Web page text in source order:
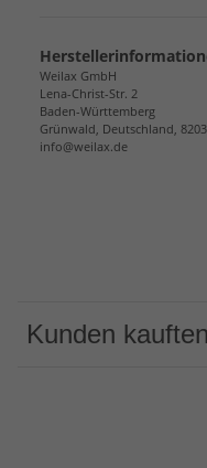
Weilax GmbH
Lena-Christ-Str. 2
Baden-Württemberg
Grünwald, Deutschland,
info@weilax.de
Kunden